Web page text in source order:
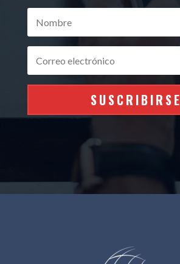
SUSCRIBIRSE